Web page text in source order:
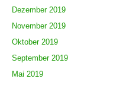
Dezember 2019
November 2019
Oktober 2019
September 2019
Mai 2019